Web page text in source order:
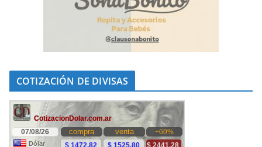
COTIZACIÓN DE DIVISAS